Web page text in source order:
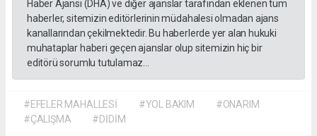
Haber Ajansı (DHA) ve diğer ajanslar tarafından eklenen tüm
haberler, sitemizin editörlerinin müdahalesi olmadan ajans
kanallarından çekilmektedir. Bu haberlerde yer alan hukuki
muhataplar haberi geçen ajanslar olup sitemizin hiç bir
editörü sorumlu tutulamaz...
#EFELER MAHALLESİ #YOL BAKIM
#ONARIM
#ÇALIŞMA
#DİDİM